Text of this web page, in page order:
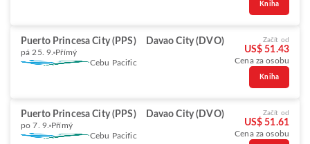
Kniha
Puerto Princesa City (PPS) Davao City (DVO)
pá 25. 9. Přímý
Cebu Pacific
Začít od
US$ 51.43
Cena za osobu
Kniha
Puerto Princesa City (PPS) Davao City (DVO)
po 7. 9. Přímý
Cebu Pacific
Začít od
US$ 51.61
Cena za osobu